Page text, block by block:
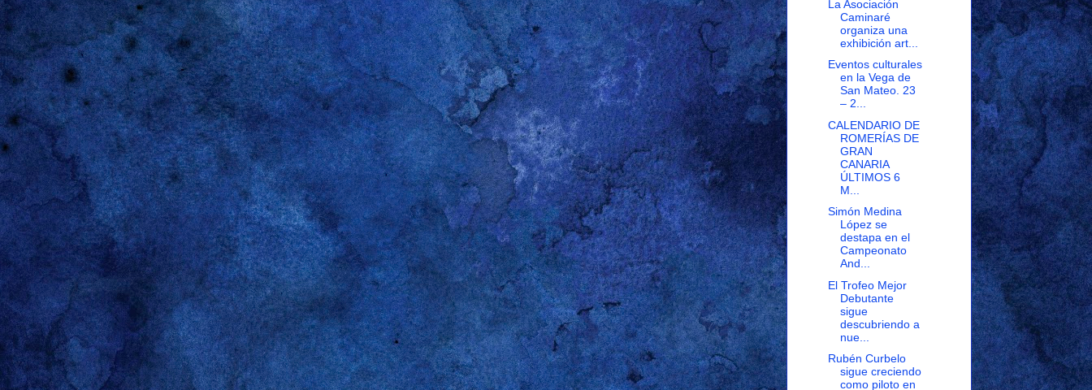
La Asociación
Caminaré
organiza una
exhibición art...
Eventos culturales
en la Vega de
San Mateo. 23
– 2...
CALENDARIO DE
ROMERÍAS DE
GRAN
CANARIA
ÚLTIMOS 6
M...
Simón Medina
López se
destapa en el
Campeonato
And...
El Trofeo Mejor
Debutante
sigue
descubriendo a
nue...
Rubén Curbelo
sigue creciendo
como piloto en